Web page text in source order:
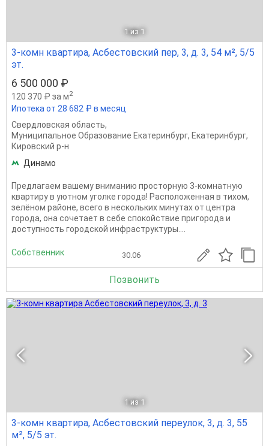
1 из 1
3-комн квартира, Асбестовский пер, 3, д. 3, 54 м², 5/5
эт.
6 500 000 ₽
120 370 ₽ за м2
Ипотека от 28 682 ₽ в месяц
Свердловская область,
Муниципальное Образование Екатеринбург, Екатеринбург,
Кировский р-н
Динамо
Предлагаем вашему вниманию просторную 3-комнатную
квартиру в уютном уголке города! Расположенная в тихом,
зелёном районе, всего в нескольких минутах от центра
города, она сочетает в себе спокойствие пригорода и
доступность городской инфраструктуры....
Собственник 30.06
Позвонить
1 из 1
3-комн квартира, Асбестовский переулок, 3, д. 3, 55
м², 5/5 эт.